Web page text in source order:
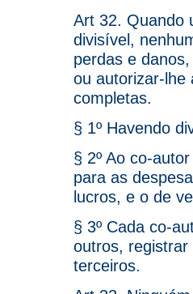
Art 32. Quando
divisível,
perdas e
ou autorizar-lhe
completas.
§ 1º Havendo
§ 2º Ao co-
para as
lucros, e o de
§ 3º Cada co-
outros,
terceiros.